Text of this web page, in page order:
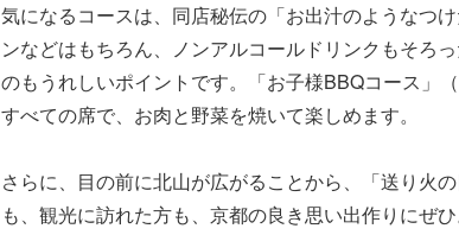
気になるコースは、同店秘伝の「お出汁のようなつ
ンなどはもちろん、ノンアルコールドリンクもそろ
のもうれしいポイントです。「お子様BBQコース」
すべての席で、お肉と野菜を焼いて楽しめます。
さらに、目の前に北山が広がることから、「送り火
も、観光に訪れた方も、京都の良き思い出作りにぜひ